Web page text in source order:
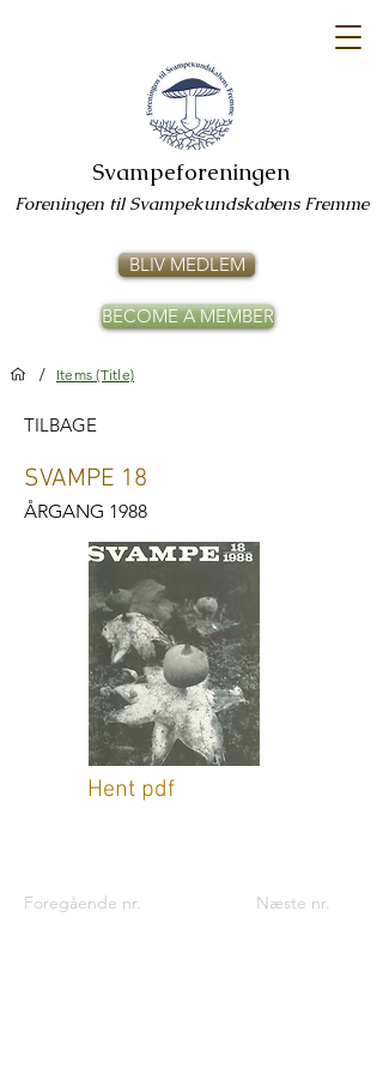
Svampeforeningen
Foreningen til Svampekundskabens Fremme
BLIV MEDLEM
/ Items (Title)
BECOME A MEMBER
TILBAGE
SVAMPE 18
ÅRGANG 1988
Hent pdf
Foregående nr. Næste nr.